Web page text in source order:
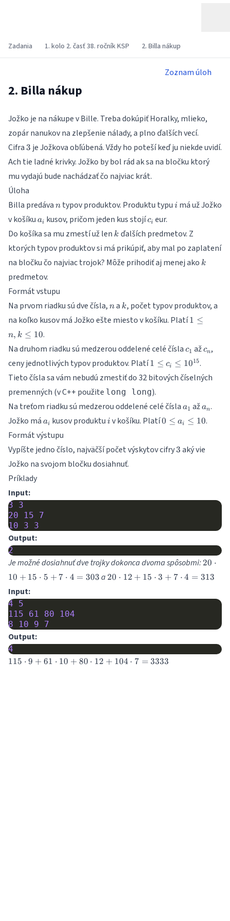
Zadania 1. kolo 2. časť 38. ročník KSP 2. Billa nákup
Zoznam úloh
2. Billa nákup
Jožko je na nákupe v Bille. Treba dokúpiť Horalky, mlieko,
zopár nanukov na zlepšenie nálady, a plno ďalších vecí.
Cifra 3
3 je Jožkova obľúbená. Vždy ho poteší keď ju niekde uvidí.
Ach tie ladné krivky. Jožko by bol rád ak sa na bločku ktorý
mu vydajú bude nachádzať čo najviac krát.
Úloha
Billa predáva n
n typov produktov. Produktu typu i
i má už Jožko
v košíku a_i
ai kusov, pričom jeden kus stojíc_i
ci eur.
Do košíka sa mu zmestí už len k
k ďalších predmetov. Z
ktorých typov produktov si má prikúpiť, aby mal po zaplatení
na bločku čo najviac trojok? Môže prihodiť aj menej ako k
k
predmetov.
Formát vstupu
Na prvom riadku sú dve čísla, n
na k
k, počet typov produktov, a
na koľko kusov má Jožko ešte miesto v košíku. Platí1
\leq
10
1 ≤
n, k ≤ 10.
Na druhom riadku sú medzerou oddelené celé čísla c_1
c1 ažc_n
cn,
ceny jednotlivých typov produktov. Platí1 \leq
c_i \leq
10^{15}
1 ≤ ci ≤ 1015.
Tieto čísla sa vám nebudú zmestiť do 32 bitových číselných
premenných (v C++ použite long long).
Na treťom riadku sú medzerou oddelené celé čísla a_1
a1 aža_n
an.
Jožko má a_i
ai kusov produktu i
i v košíku. Platí0
\leq
0 ≤ ai ≤ 10.
Formát výstupu
Vypíšte jedno číslo, najväčší počet výskytov cifry 3
3 aký vie
Jožko na svojom bločku dosiahnuť.
Príklady
Input:
3
3
20
15
7
10
3 3
Output:
2
Je možné dosiahnuť dve trojky dokonca dvoma spôsobmi:
10 +
7\cdot
20 ⋅
10 + 15 ⋅ 5 + 7 ⋅ 4 = 303 a 20\cdot
20 ⋅ 12 + 15 ⋅ 3 + 7 ⋅ 4 = 313
Input:
4
5
115
61 80
104
8
10 9 7
Output:
4
115\cdot
115 ⋅ 9 + 61 ⋅ 10 + 80 ⋅ 12 + 104 ⋅ 7 = 3333